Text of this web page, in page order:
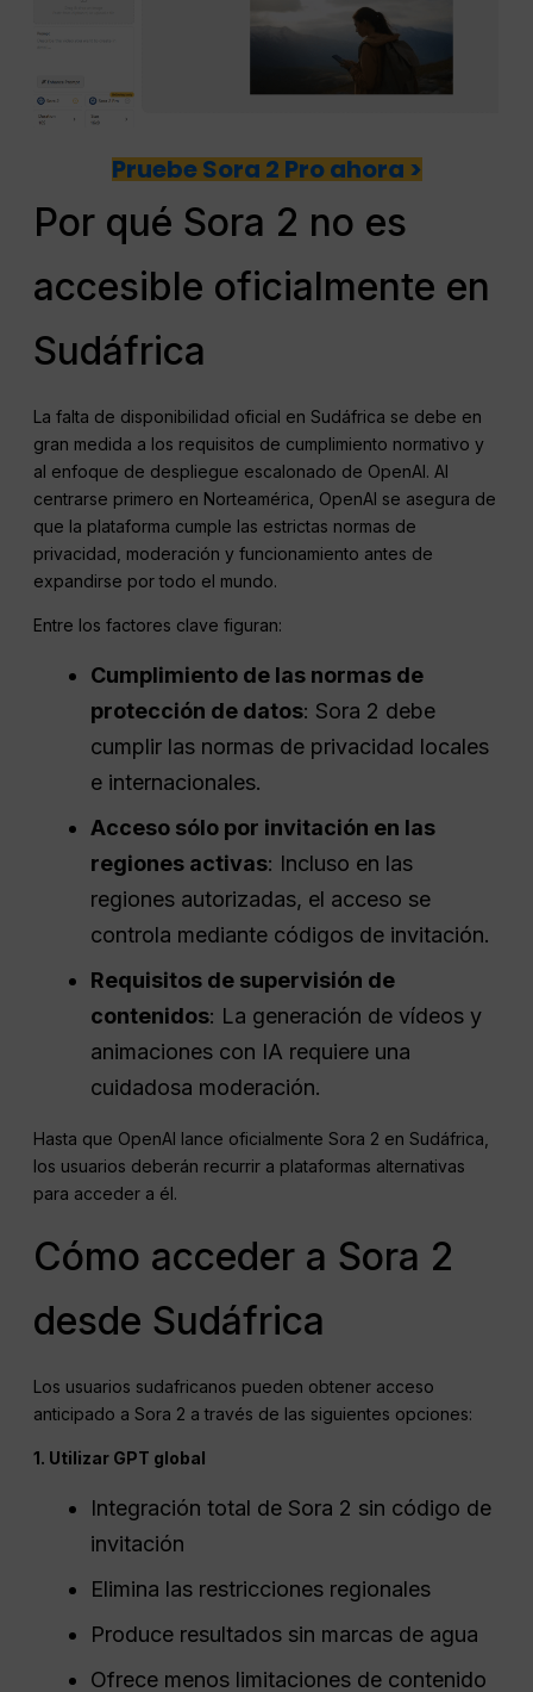
Pruebe Sora 2 Pro ahora >
Por qué Sora 2 no es
accesible oficialmente en
Sudáfrica
La falta de disponibilidad oficial en Sudáfrica se debe en
gran medida a los requisitos de cumplimiento normativo y
al enfoque de despliegue escalonado de OpenAI. Al
centrarse primero en Norteamérica, OpenAI se asegura de
que la plataforma cumple las estrictas normas de
privacidad, moderación y funcionamiento antes de
expandirse por todo el mundo.
Entre los factores clave figuran:
Cumplimiento de las normas de
protección de datos: Sora 2 debe
cumplir las normas de privacidad locales
e internacionales.
Acceso sólo por invitación en las
regiones activas: Incluso en las
regiones autorizadas, el acceso se
controla mediante códigos de invitación.
Requisitos de supervisión de
contenidos: La generación de vídeos y
animaciones con IA requiere una
cuidadosa moderación.
Hasta que OpenAI lance oficialmente Sora 2 en Sudáfrica,
los usuarios deberán recurrir a plataformas alternativas
para acceder a él.
Cómo acceder a Sora 2
desde Sudáfrica
Los usuarios sudafricanos pueden obtener acceso
anticipado a Sora 2 a través de las siguientes opciones:
1. Utilizar GPT global
Integración total de Sora 2 sin código de
invitación
Elimina las restricciones regionales
Produce resultados sin marcas de agua
Ofrece menos limitaciones de contenido